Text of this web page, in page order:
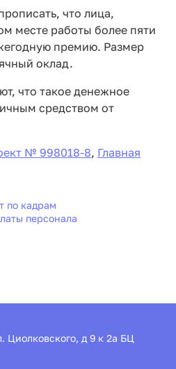
что лица,
месте работы более пяти
премию. Размер
оклад.
что такое денежное
средством от
№ 998018-8, Главная
по кадрам
персонала
Циолковского, д 9 к 2а БЦ